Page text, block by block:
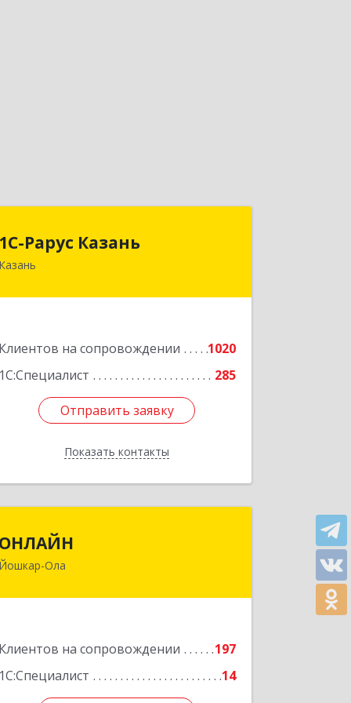
1С-Рарус Казань
Казань
Клиентов на сопровождении
1020
1С:Специалист
285
Отправить заявку
Показать контакты
420088, Татарстан Респ, Казань г,
Отправить заявку
Назад
ОНЛАЙН
Йошкар-Ола
Клиентов на сопровождении
197
1С:Специалист
14
424000, Марий Эл Респ, Йошкар-Ола г,